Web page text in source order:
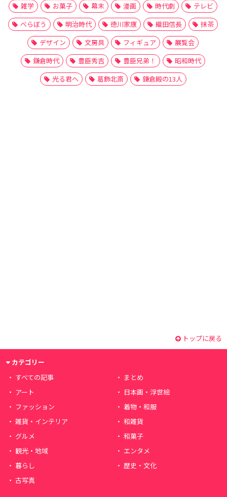
雑学
お菓子 幕末 漫画 時代劇
テレビ
べらぼう
明治時代 徳川家康 織田信長
抹茶
デザイン
文房具 フィギュア
展覧会
鎌倉時代
豊臣秀吉 豊臣兄弟！
昭和時代
光る君へ
葛飾北斎 鎌倉殿の13人
トップに戻る
カテゴリー
すべての記事
まとめ
アート
日本画・浮世絵
ファッション
着物・和服
雑貨・インテリア
和雑貨
グルメ
和菓子
観光・地域
エンタメ
暮らし
歴史・文化
古写真